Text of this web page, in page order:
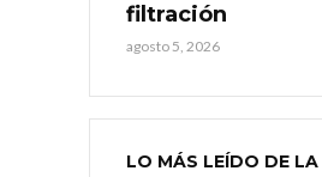
filtración
agosto 5, 2026
LO MÁS LEÍDO DE